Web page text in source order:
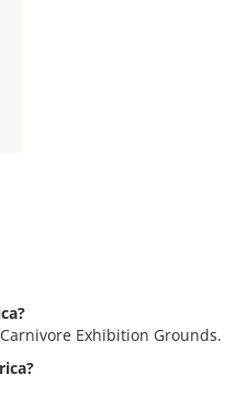
Exhibition Grounds.